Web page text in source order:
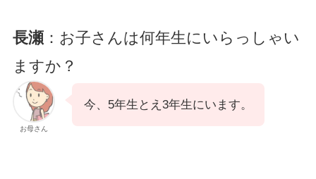
長瀬：お子さんは何年生にいらっしゃい
ますか？
お母さん
今、5年生とえ3年生にいます。